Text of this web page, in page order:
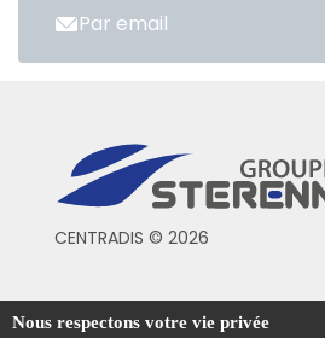
Par email
CENTRADIS © 2026
Conditions générales de vente
Nous respectons votre vie privée